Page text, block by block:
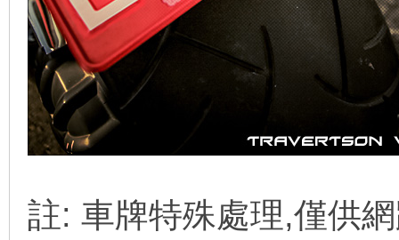
註: 車牌特殊處理,僅供